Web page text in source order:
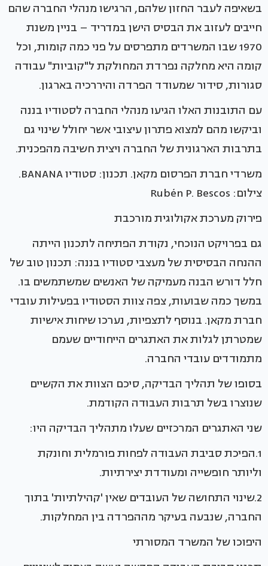
בשאיפה לעבר החזון שלהם, הרגישו מנהלי החברה שהם
חייבים לעזוב את הבסיס הישן במדריד – בניין משנת
1970 שבו המשרדים מתפרסים על פני כמה קומות, וכל
קומה היא מחלקה נפרדת המחולקת ל"קוביות" עבודה
סגורות, סידור שמעודד הפרדה והיררכיה בארגון.
עם התובנות האלו הגיעו מנהלי החברה לסטודיו בננה
וביקשו מהם למצוא פתרון עיצובי אשר יחולל שינוי גם
בתרבות הארגונית של החברה ויצית חשיבה מהפכנית.
משרדי חברת הפרסום מקאן. תכנון: סטודיו BANANA.
צילום: Rubén P. Bescos
פירוק מערכת אקולוגית מורכבת
גם בפרויקט הנוכחי, נקודת הפתיחה לתכנון הייתה
ההנחה הבסיסית של מעצבי סטודיו בננה: תכנון טוב של
חלל דורש הבנה מעמיקה של האנשים שמשתמשים בו.
במשך כמה שבועות, צפה צוות הסטודיו בפעילות עובדי
חברת מקאן. בנוסף לתצפיות, נערכו שיחות אישיות
שמטרתן לגלות את האתגרים הייחודיים שעמם
מתמודדים עובדי החברה.
בסופו של תהליך הבדיקה, סיכם הצוות את הקשיים
שנוצרו בשל תרבות העבודה הקודמת.
שני האתגרים המרכזיים שעלו מתהליך הבדיקה היו:
1.הפיכת סביבת העבודה לפחות פורמלית וחונקת
וליותר חופשייה ומעודדת יצירתיות.
2.שינוי התחושה של העובדים שאין 'קהילתיות' בתוך
החברה, שנבעה בעיקר מההפרדה בין המחלקות.
היפוכו של המשרד המסורתי